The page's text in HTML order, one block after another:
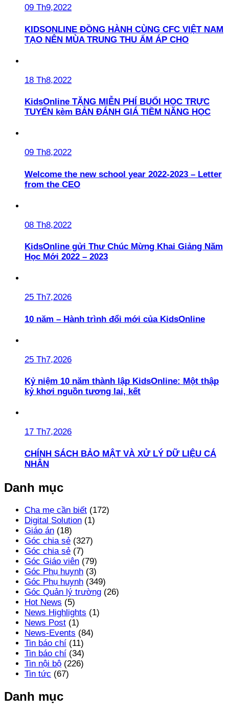
09 Th9,2022
KIDSONLINE ĐỒNG HÀNH CÙNG CFC VIỆT NAM
TẠO NÊN MÙA TRUNG THU ẤM ÁP CHO
18 Th8,2022
KidsOnline TẶNG MIỄN PHÍ BUỔI HỌC TRỰC
TUYẾN kèm BẢN ĐÁNH GIÁ TIỀM NĂNG HỌC
09 Th8,2022
Welcome the new school year 2022-2023 – Letter
from the CEO
08 Th8,2022
KidsOnline gửi Thư Chúc Mừng Khai Giảng Năm
Học Mới 2022 – 2023
25 Th7,2026
10 năm – Hành trình đổi mới của KidsOnline
25 Th7,2026
Kỷ niệm 10 năm thành lập KidsOnline: Một thập
kỷ khơi nguồn tương lai, kết
17 Th7,2026
CHÍNH SÁCH BẢO MẬT VÀ XỬ LÝ DỮ LIỆU CÁ
NHÂN
Danh mục
Cha mẹ cần biết (172)
Digital Solution (1)
Giáo án (18)
Góc chia sẻ (327)
Góc chia sẻ (7)
Góc Giáo viên (79)
Góc Phụ huynh (3)
Góc Phụ huynh (349)
Góc Quản lý trường (26)
Hot News (5)
News Highlights (1)
News Post (1)
News-Events (84)
Tin báo chí (11)
Tin báo chí (34)
Tin nội bộ (226)
Tin tức (67)
Danh mục